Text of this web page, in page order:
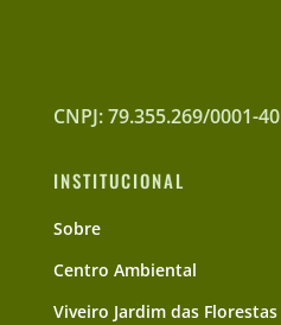
CNPJ: 79.355.269/0001-40
INSTITUCIONAL
Sobre
Centro Ambiental
Viveiro Jardim das Florestas